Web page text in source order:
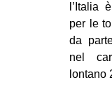
l’Italia
per le
da
nel
lontano